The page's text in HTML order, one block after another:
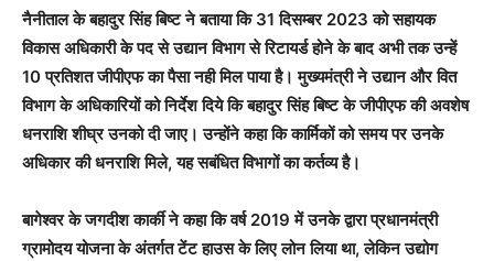
नैनीताल के बहादुर सिंह बिष्ट ने बताया कि 31 दिसम्बर 2023 को सहायक
विकास अधिकारी के पद से उद्यान विभाग से रिटायर्ड होने के बाद अभी तक उन्हें
10 प्रतिशत जीपीएफ का पैसा नही मिल पाया है। मुख्यमंत्री ने उद्यान और वित
विभाग के अधिकारियों को निर्देश दिये कि बहादुर सिंह बिष्ट के जीपीएफ की अवशेष
धनराशि शीघ्र उनको दी जाए। उन्होंने कहा कि कार्मिकों को समय पर उनके
अधिकार की धनराशि मिले, यह सबंधित विभागों का कर्तव्य है।
बागेश्वर के जगदीश कार्की ने कहा कि वर्ष 2019 में उनके द्वारा प्रधानमंत्री
ग्रामोदय योजना के अंतर्गत टेंट हाउस के लिए लोन लिया था, लेकिन उद्योग